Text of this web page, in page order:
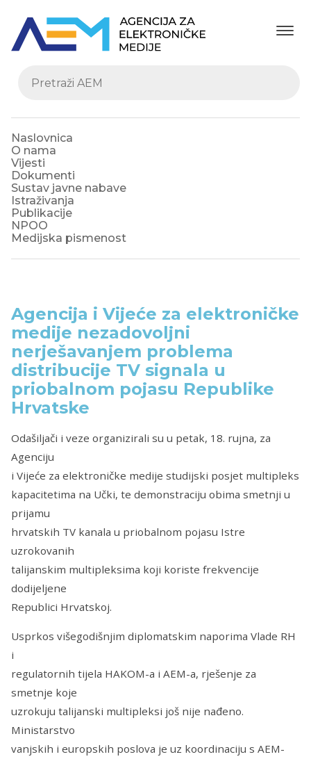
Naslovnica
O nama
Vijesti
Dokumenti
Sustav javne nabave
Istraživanja
Publikacije
NPOO
Medijska pismenost
Agencija i Vijeće za elektroničke
medije nezadovoljni
nerješavanjem problema
distribucije TV signala u
priobalnom pojasu Republike
Hrvatske
Odašiljači i veze organizirali su u petak, 18. rujna, za
Agenciju
i Vijeće za elektroničke medije studijski posjet multipleks
kapacitetima na Učki, te demonstraciju obima smetnji u
prijamu
hrvatskih TV kanala u priobalnom pojasu Istre
uzrokovanih
talijanskim multipleksima koji koriste frekvencije
dodijeljene
Republici Hrvatskoj.
Usprkos višegodišnjim diplomatskim naporima Vlade RH
i
regulatornih tijela HAKOM-a i AEM-a, rješenje za
smetnje koje
uzrokuju talijanski multipleksi još nije nađeno.
Ministarstvo
vanjskih i europskih poslova je uz koordinaciju s AEM-